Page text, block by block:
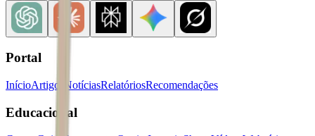
Portal
InícioArtigos NotíciasRelatóriosRecomendações
Educacional